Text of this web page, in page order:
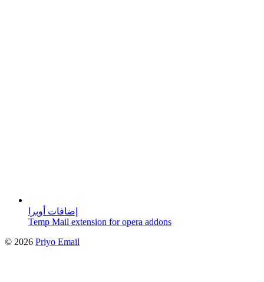
إضافات أوبرا
Temp Mail extension for opera addons
© 2026 Priyo Email